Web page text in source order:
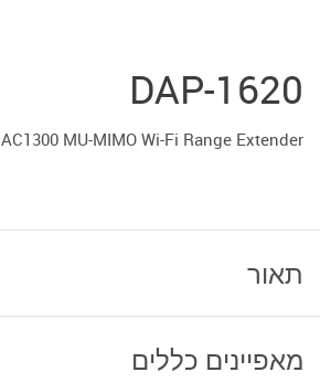
DAP-1620
AC1300 MU-MIMO Wi-Fi Range Extender
תאור
מאפיינים כללים